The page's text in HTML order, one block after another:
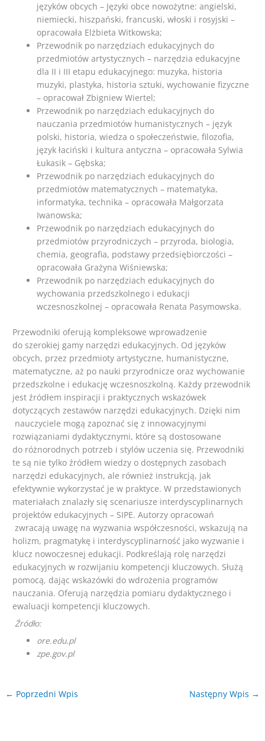
języków obcych – Języki obce nowożytne: angielski,
niemiecki, hiszpański, francuski, włoski i rosyjski –
opracowała Elżbieta Witkowska;
Przewodnik po narzędziach edukacyjnych do
przedmiotów artystycznych – narzędzia edukacyjne
dla II i III etapu edukacyjnego: muzyka, historia
muzyki, plastyka, historia sztuki, wychowanie fizyczne
– opracował Zbigniew Wiertel;
Przewodnik po narzędziach edukacyjnych do
nauczania przedmiotów humanistycznych – język
polski, historia, wiedza o społeczeństwie, filozofia,
język łaciński i kultura antyczna – opracowała Sylwia
Łukasik – Gębska;
Przewodnik po narzędziach edukacyjnych do
przedmiotów matematycznych – matematyka,
informatyka, technika – opracowała Małgorzata
Iwanowska;
Przewodnik po narzędziach edukacyjnych do
przedmiotów przyrodniczych – przyroda, biologia,
chemia, geografia, podstawy przedsiębiorczości –
opracowała Grażyna Wiśniewska;
Przewodnik po narzędziach edukacyjnych do
wychowania przedszkolnego i edukacji
wczesnoszkolnej – opracowała Renata Pasymowska.
Przewodniki oferują kompleksowe wprowadzenie
do szerokiej gamy narzędzi edukacyjnych. Od języków
obcych, przez przedmioty artystyczne, humanistyczne,
matematyczne, aż po nauki przyrodnicze oraz wychowanie
przedszkolne i edukację wczesnoszkolną. Każdy przewodnik
jest źródłem inspiracji i praktycznych wskazówek
dotyczących zestawów narzędzi edukacyjnych. Dzięki nim
nauczyciele mogą zapoznać się z innowacyjnymi
rozwiązaniami dydaktycznymi, które są dostosowane
do różnorodnych potrzeb i stylów uczenia się. Przewodniki
te są nie tylko źródłem wiedzy o dostępnych zasobach
narzędzi edukacyjnych, ale również instrukcją, jak
efektywnie wykorzystać je w praktyce. W przedstawionych
materiałach znalazły się scenariusze interdyscyplinarnych
projektów edukacyjnych – SIPE. Autorzy opracowań
zwracają uwagę na wyzwania współczesności, wskazują na
holizm, pragmatykę i interdyscyplinarność jako wyzwanie i
klucz nowoczesnej edukacji. Podkreślają rolę narzędzi
edukacyjnych w rozwijaniu kompetencji kluczowych. Służą
pomocą, dając wskazówki do wdrożenia programów
nauczania. Oferują narzędzia pomiaru dydaktycznego i
ewaluacji kompetencji kluczowych.
Źródło:
ore.edu.pl
zpe.gov.pl
← Poprzedni Wpis Następny Wpis →